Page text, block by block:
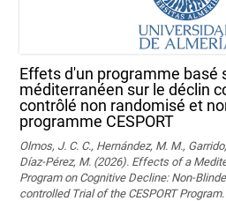
Effets d'un programme basé
méditerranéen sur le déclin
contrôlé non randomisé et
programme CESPORT
Olmos, J. C. C., Hernández, M. M.,
Díaz-Pérez, M. (2026). Effects of a
Program on Cognitive Decline: Non-
controlled Trial of the CESPORT